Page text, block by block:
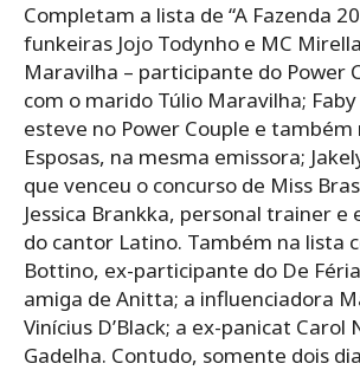
Completam a lista de “A Fazenda
funkeiras Jojo Todynho e MC
Maravilha – participante do Power
com o marido Túlio Maravilha;
esteve no Power Couple e também
Esposas, na mesma emissora;
que venceu o concurso de Miss
Jessica Brankka, personal trainer e
do cantor Latino. Também na lista
Bottino, ex-participante do De
amiga de Anitta; a influenciadora
Vinícius D’Black; a ex-panicat Carol
Gadelha. Contudo, somente dois